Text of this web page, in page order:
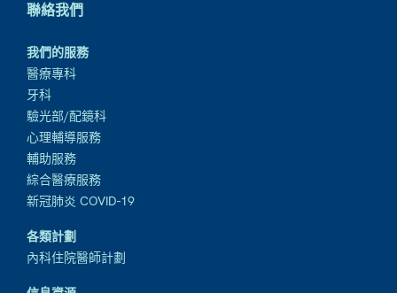
聯絡我們
我們的服務
醫療專科
牙科
驗光部/配鏡科
心理輔導服務
輔助服務
綜合醫療服務
新冠肺炎 COVID-19
各類計劃
內科住院醫師計劃